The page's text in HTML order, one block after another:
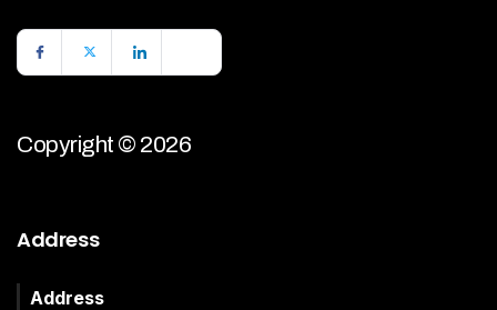
Copyright © 2026
Address
Address